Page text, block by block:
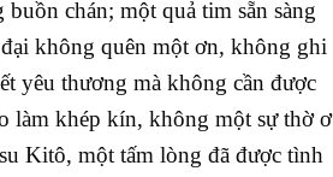
chán; một quả tim sẵn sàng
không quên một ơn, không ghi
yêu thương mà không cần được
làm khép kín, không một sự thờ ơ
Kitô, một tấm lòng đã được tình